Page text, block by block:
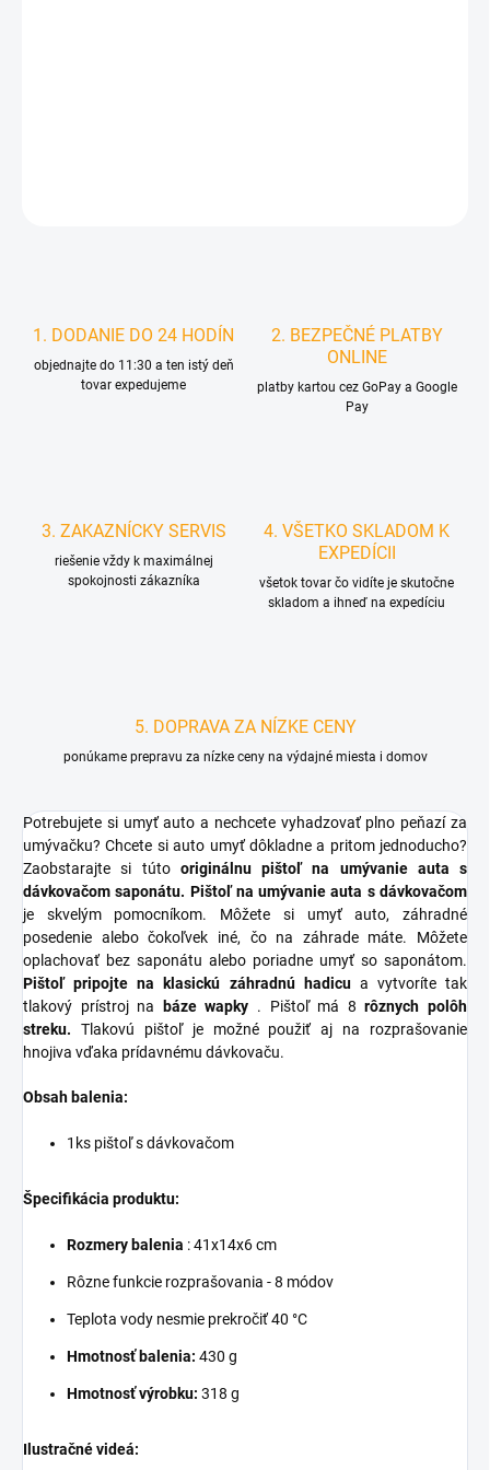
1. DODANIE DO 24 HODÍN
objednajte do 11:30 a ten istý deň
tovar expedujeme
2. BEZPEČNÉ PLATBY
ONLINE
platby kartou cez GoPay a Google
Pay
3. ZAKAZNÍCKY SERVIS
riešenie vždy k maximálnej
spokojnosti zákazníka
4. VŠETKO SKLADOM K
EXPEDÍCII
všetok tovar čo vidíte je skutočne
skladom a ihneď na expedíciu
5. DOPRAVA ZA NÍZKE CENY
ponúkame prepravu za nízke ceny na výdajné miesta i domov
Potrebujete si umyť auto a nechcete vyhadzovať plno peňazí za
umývačku? Chcete si auto umyť dôkladne a pritom jednoducho?
Zaobstarajte si túto originálnu pištoľ na umývanie auta s
dávkovačom saponátu. Pištoľ na umývanie auta s dávkovačom
je skvelým pomocníkom. Môžete si umyť auto, záhradné
posedenie alebo čokoľvek iné, čo na záhrade máte. Môžete
oplachovať bez saponátu alebo poriadne umyť so saponátom.
Pištoľ pripojte na klasickú záhradnú hadicua vytvoríte tak
tlakový prístroj na
báze wapky . Pištoľ má 8rôznych polôh
streku. Tlakovú pištoľ je možné použiť aj na rozprašovanie
hnojiva vďaka prídavnému dávkovaču.
Obsah balenia:
1ks pištoľ s dávkovačom
Špecifikácia produktu:
Rozmery balenia : 41x14x6 cm
Rôzne funkcie rozprašovania - 8 módov
Teplota vody nesmie prekročiť 40 °C
Hmotnosť balenia: 430 g
Hmotnosť výrobku: 318 g
Ilustračné videá: